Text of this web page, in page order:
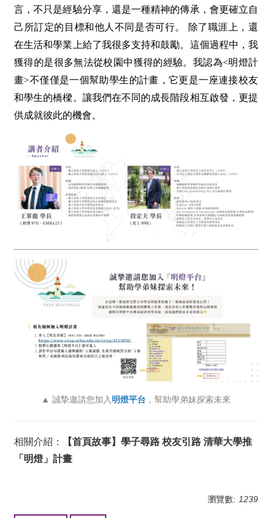
⾔，不只是經驗分享，還是⼀種精神的傳承，會更確立⾃
⼰所訂定的⽬標和他⼈不同是否可⾏。 除了職涯上，還
在⽣活和學業上給了我很多⽀持和⿎勵。這個過程中，我
獲得的是很多無法從校園中獲得的經驗。我認為<明燈計
畫>不僅僅是⼀個幫助學⽣的計畫，它更是⼀座連接校友
和學⽣的橋樑。讓我們在不同的成長階段相互啟發，更提
供成就彼此的機會。
▲ 誠摯邀請您加入 明燈平台 ，幫助學弟妹探索未來
相關介紹：
【首頁故事】學子尋路 校友引路 清華大學推
「明燈」計畫
瀏覽數: 1239